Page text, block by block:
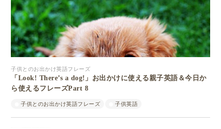
子供とのお出かけ英語フレーズ
「Look! There’s a dog!」お出かけに使える親子英語＆今日か
ら使えるフレーズPart 8
子供とのお出かけ英語フレーズ 子供英語